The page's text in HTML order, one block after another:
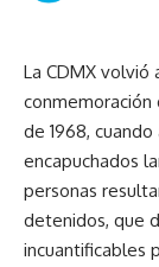
La CDMX volvió
conmemoración
de 1968,
encapuchados
personas
detenidos, que
incuantificables